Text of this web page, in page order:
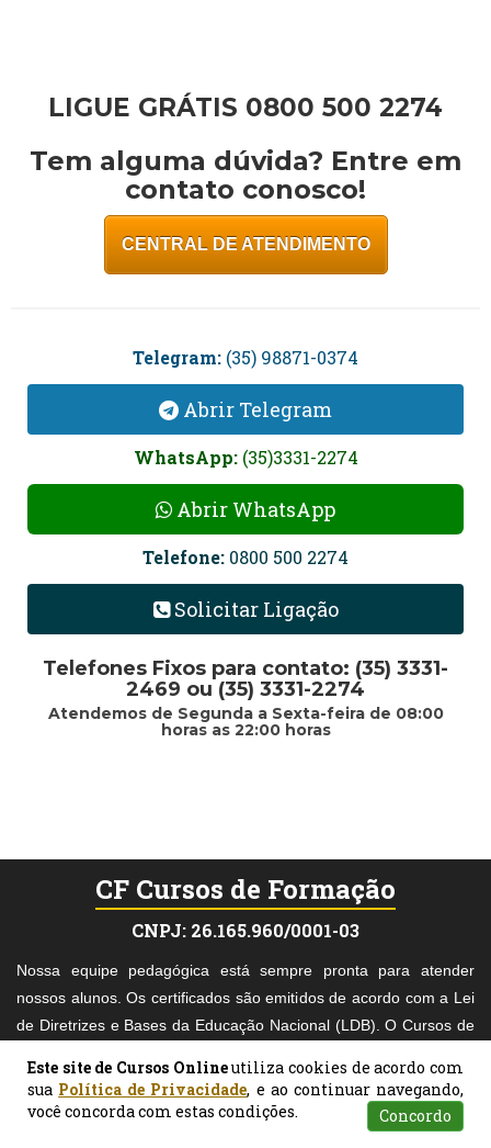
LIGUE GRÁTIS 0800 500 2274
Tem alguma dúvida? Entre em
contato conosco!
CENTRAL DE ATENDIMENTO
Telegram: (35) 98871-0374
Abrir Telegram
WhatsApp:(35)3331-2274
Abrir WhatsApp
Telefone: 0800 500 2274
Solicitar Ligação
Telefones Fixos para contato: (35) 3331-
2469 ou (35) 3331-2274
Atendemos de Segunda a Sexta-feira de 08:00
horas as 22:00 horas
CF Cursos de Formação
CNPJ: 26.165.960/0001-03
Nossa equipe pedagógica está sempre pronta para atender
nossos alunos. Os certificados são emitidos de acordo com a Lei
de Diretrizes e Bases da Educação Nacional (LDB). O Cursos de
acadêmicos e, nosso pagamento é mediado pelo Mercado Pago,
o que torna seu pagamento mais seguro.
Este site de Cursos Onlineutiliza cookies de acordo com
sua Política de Privacidade, e ao continuar navegando,
você concorda com estas condições.
Concordo
Matrículas